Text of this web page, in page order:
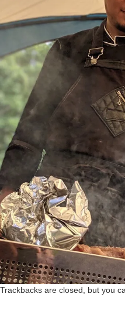
Trackbacks are closed, but you